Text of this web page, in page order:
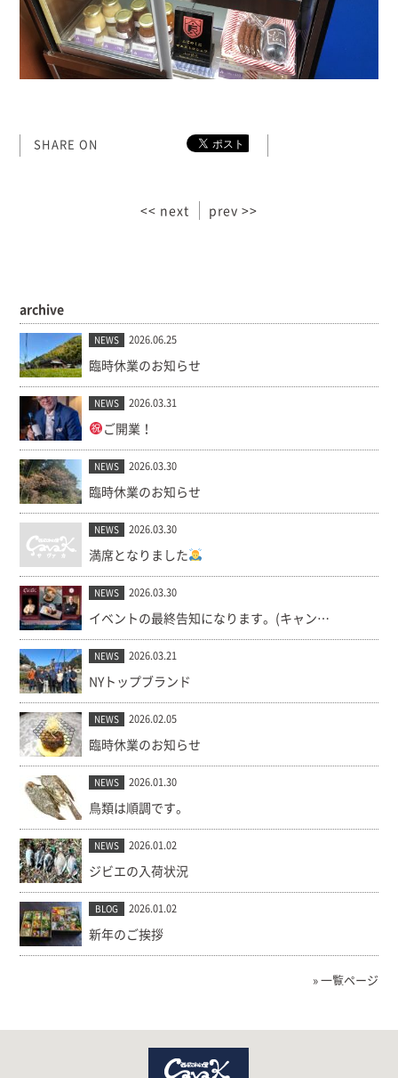
SHARE ON
<< next prev >>
archive
NEWS 2026.06.25
臨時休業のお知らせ
NEWS 2026.03.31
ご開業！
NEWS 2026.03.30
臨時休業のお知らせ
NEWS 2026.03.30
満席となりました
NEWS 2026.03.30
イベントの最終告知になります。(キャンセル出ました！)
NEWS 2026.03.21
NYトップブランド
NEWS 2026.02.05
臨時休業のお知らせ
NEWS 2026.01.30
鳥類は順調です。
NEWS 2026.01.02
ジビエの入荷状況
BLOG 2026.01.02
新年のご挨拶
» 一覧ページ